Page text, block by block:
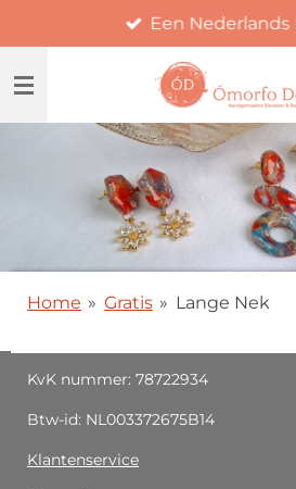
naar
Een
Home » Gratis » Lange Nek
KvK nummer: 78722934
Btw-id: NL003372675B14
Klantenservice